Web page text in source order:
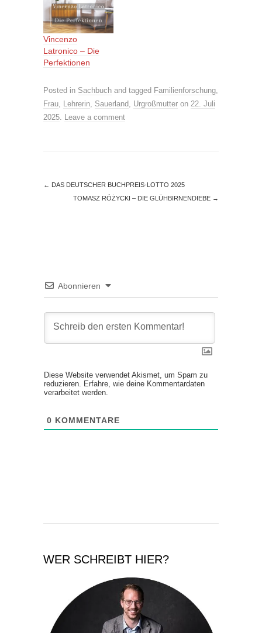
Vincenzo
Latronico – Die
Perfektionen
Posted in Sachbuch and tagged Familienforschung
Frau
Lehrerin Sauerland Urgroßmutter on 22. Juli
2025
Leave a comment
← DAS DEUTSCHER BUCHPREIS-LOTTO 2025
TOMASZ RÓŻYCKI – DIE GLÜHBIRNENDIEBE →
Abonnieren
Diese Website verwendet Akismet, um Spam zu
reduzieren.
Erfahre, wie deine Kommentardaten
verarbeitet werden.
0 KOMMENTARE
WER SCHREIBT HIER?